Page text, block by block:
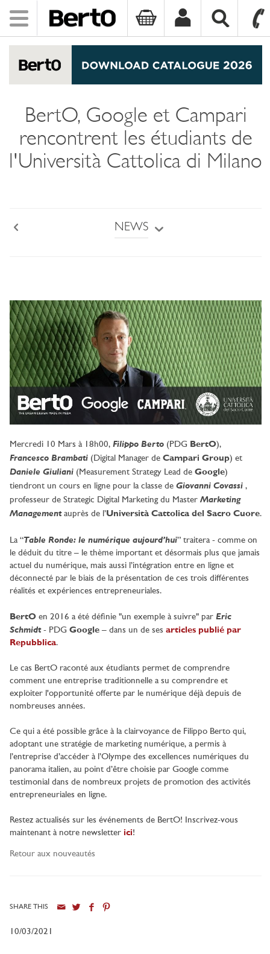
Toggle
navigation
BertO, Google et Campari
rencontrent les étudiants de
l'Università Cattolica di Milano
NEWS
Mercredi 10 Mars à 18h00, Filippo Berto (PDG BertO),
Francesco Brambati (Digital Manager de Campari Group) et
Daniele Giuliani (Measurement Strategy Lead de Google)
tiendront un cours en ligne pour la classe de Giovanni Covassi ,
professeur de Strategic Digital Marketing du Master Marketing
Managementauprès de l’Università Cattolica del Sacro Cuore.
La “Table Ronde: le numérique aujourd’hui” traitera - comme on
le déduit du titre – le thème important et désormais plus que jamais
actuel du numérique, mais aussi l’intégration entre en ligne et
déconnecté par le biais de la présentation de ces trois différentes
réalités et expériences entrepreneuriales.
BertO en 2016 a été définie "un exemple à suivre" par Eric
Schmidt- PDG Google – dans un de ses articles publié par
Repubblica.
Le cas BertO raconté aux étudiants permet de comprendre
comment une entreprise traditionnelle a su comprendre et
exploiter l'opportunité offerte par le numérique déjà depuis de
nombreuses années.
Ce qui a été possible grâce à la clairvoyance de Filippo Berto qui,
adoptant une stratégie de marketing numérique, a permis à
l’entreprise d’accéder à l’Olympe des excellences numériques du
panorama italien, au point d’être choisie par Google comme
testimonial dans de nombreux projets de promotion des activités
entrepreneuriales en ligne.
Restez actualisés sur les événements de BertO! Inscrivez-vous
maintenant à notre newsletter ici!
Retour aux nouveautés
SHARE THIS
10/03/2021